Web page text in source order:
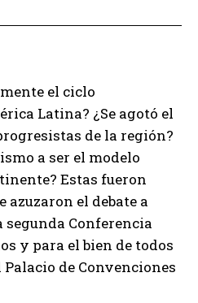
el ciclo
Latina? ¿Se agotó el
de la región?
a ser el modelo
Estas fueron
azuzaron el debate a
Conferencia
y para el bien de todos
de Convenciones